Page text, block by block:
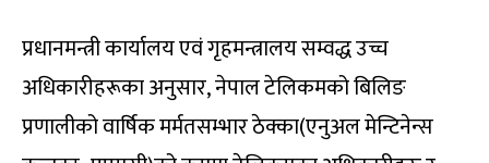
प्रधानमन्त्री कार्यालय एवं गृहमन्त्रालय सम्वद्ध उच्च
अधिकारीहरूका अनुसार, नेपाल टेलिकमको बिलिङ
प्रणालीको वार्षिक मर्मतसम्भार ठेक्का(एनुअल मेन्टिनेन्स